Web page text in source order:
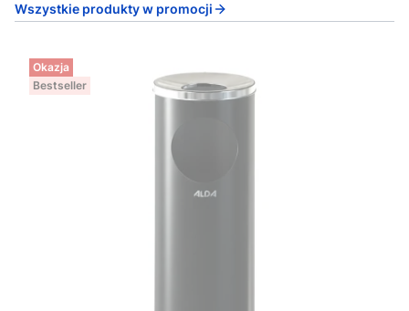
Wszystkie produkty w promocji
Okazja
Bestseller